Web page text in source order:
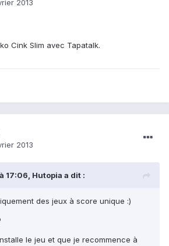
2013
Cink Slim avec Tapatalk.
2013
17:06, Hutopia a dit :
des jeux à score unique :)
le jeu et que je recommence à